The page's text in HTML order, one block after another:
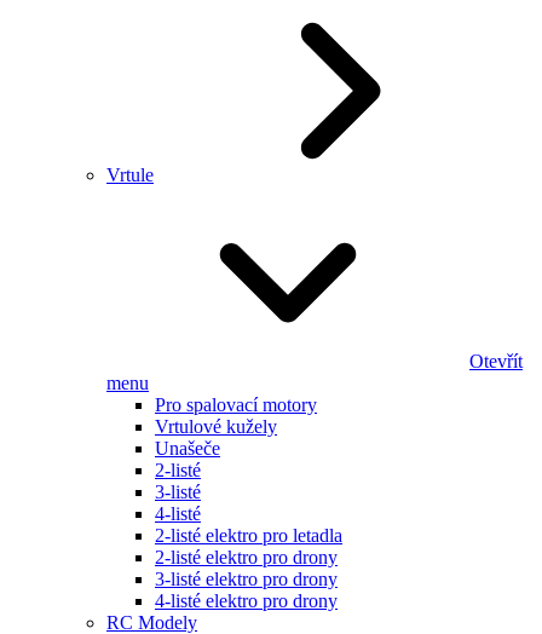
Vrtule
Otevřít
menu
Pro spalovací motory
Vrtulové kužely
Unašeče
2-listé
3-listé
4-listé
2-listé elektro pro letadla
2-listé elektro pro drony
3-listé elektro pro drony
4-listé elektro pro drony
RC Modely